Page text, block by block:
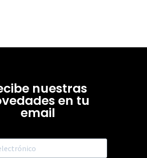
nuestras
en tu
email